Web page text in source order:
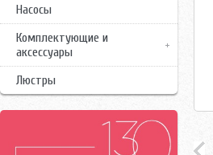
Насосы
Комплектующие и
аксессуары
Люстры